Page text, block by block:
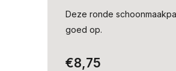
Deze ronde
goed op.
€8,75